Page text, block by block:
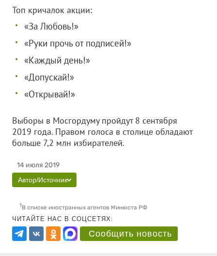
Топ кричалок акции:
«За Любовь!»
«Руки прочь от подписей!»
«Каждый день!»
«Допускай!»
«Открывай!»
Выборы в Мосгордуму пройдут 8 сентября
2019 года. Правом голоса в столице обладают
больше 7,2 млн избирателей.
14 июля 2019
Автор/Источник
1В списке иностранных агентов Минюста РФ
ЧИТАЙТЕ НАС В СОЦСЕТЯХ:
Сообщить новость